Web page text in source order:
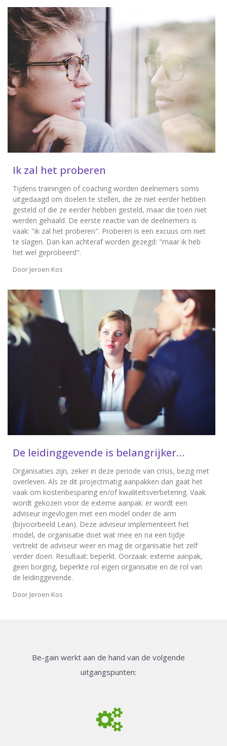
Ik zal het proberen
Tijdens trainingen of coaching worden deelnemers soms
uitgedaagd om doelen te stellen, die ze niet eerder hebben
gesteld of die ze eerder hebben gesteld, maar die toen niet
werden gehaald. De eerste reactie van de deelnemers is
vaak: "ik zal het proberen". Proberen is een excuus om niet
te slagen. Dan kan achteraf worden gezegd: "maar ik heb
het wel geprobeerd".
Door Jeroen Kos
De leidinggevende is belangrijker…
Organisaties zijn, zeker in deze periode van crisis, bezig met
overleven. Als ze dit projectmatig aanpakken dan gaat het
vaak om kostenbesparing en/of kwaliteitsverbetering. Vaak
wordt gekozen voor de externe aanpak: er wordt een
adviseur ingevlogen met een model onder de arm
(bijvoorbeeld Lean). Deze adviseur implementeert het
model, de organisatie doet wat mee en na een tijdje
vertrekt de adviseur weer en mag de organisatie het zelf
verder doen. Resultaat: beperkt. Oorzaak: externe aanpak,
geen borging, beperkte rol eigen organisatie en de rol van
de leidinggevende.
Door Jeroen Kos
Be-gain werkt aan de hand van de volgende
uitgangspunten: